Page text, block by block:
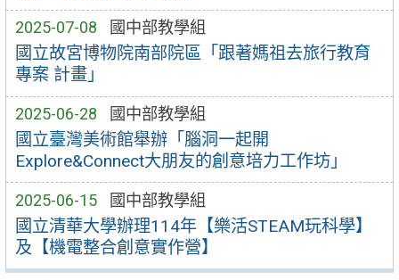
2025-07-08 國中部教學組
國立故宮博物院南部院區「跟著媽祖去旅行教育
專案 計畫」
2025-06-28 國中部教學組
國立臺灣美術館舉辦「腦洞一起開
Explore&Connect大朋友的創意培力工作坊」
2025-06-15 國中部教學組
國立清華大學辦理114年【樂活STEAM玩科學】
及【機電整合創意實作營】